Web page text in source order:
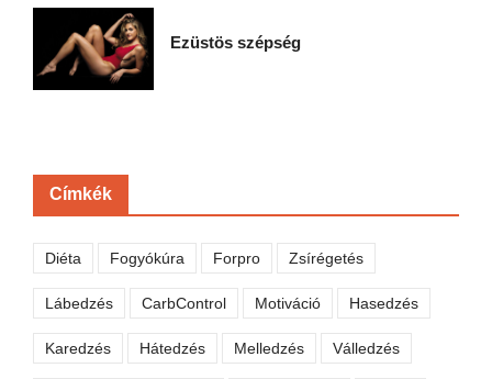
Ezüstös szépség
Címkék
Diéta Fogyókúra Forpro Zsírégetés
Lábedzés CarbControl Motiváció Hasedzés
Karedzés Hátedzés Melledzés Válledzés